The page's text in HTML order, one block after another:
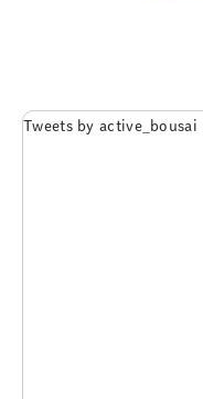
Tweets by active_bousai